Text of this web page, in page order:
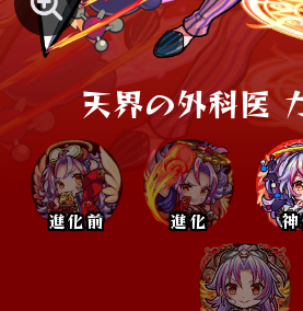
天界の外科医
進化前 進化